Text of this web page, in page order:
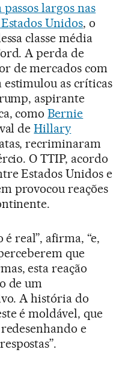
largos nas
Unidos, o
classe média
A perda de
de mercados com
as críticas
aspirante
comoBernie
deHillary
recriminaram
O TTIP, acordo
Estados Unidos e
provocou reações
real”, afirma, “e,
que
esta reação
de um
A história do
é moldável, que
e